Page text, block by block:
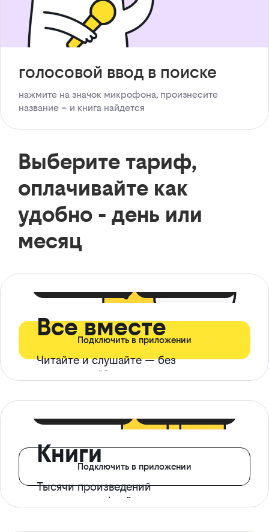
голосовой ввод в поиске
нажмите на значок микрофона, произнесите
название – и книга найдется
Выберите тариф,
оплачивайте как
удобно - день или
месяц
Все вместе
Читайте и слушайте — без
ограничений*
Подключить в приложении
Книги
Тысячи произведений
с доступом офлайн
Подключить в приложении